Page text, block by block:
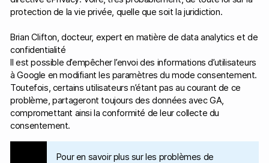
protection de la vie privée, quelle que soit la juridiction.
Brian Clifton, docteur, expert en matière de data analytics et de
confidentialité
Il est possible d’empêcher l’envoi des informations d’utilisateurs
à Google en modifiant les paramètres du mode consentement.
Toutefois, certains utilisateurs n’étant pas au courant de ce
problème, partageront toujours des données avec GA,
compromettant ainsi la conformité de leur collecte du
consentement.
Pour en savoir plus sur les problèmes de